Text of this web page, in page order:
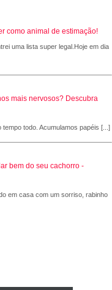
como animal de estimação!
uma lista super legal.Hoje em dia
mais nervosos? Descubra
todo. Acumulamos papéis [...]
bem do seu cachorro -
em casa com um sorriso, rabinho